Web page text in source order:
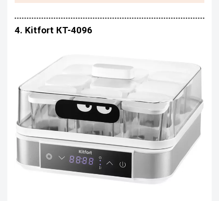
4. Kitfort КТ-4096